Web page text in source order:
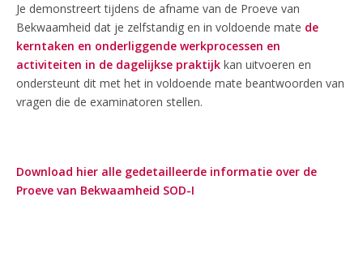
Je demonstreert tijdens de afname van de Proeve van
Bekwaamheid dat je zelfstandig en in voldoende mate de
kerntaken en onderliggende werkprocessen en
activiteiten in de dagelijkse praktijk kan uitvoeren en
ondersteunt dit met het in voldoende mate beantwoorden van
vragen die de examinatoren stellen.
Download hier alle gedetailleerde informatie over de
Proeve van Bekwaamheid SOD-I